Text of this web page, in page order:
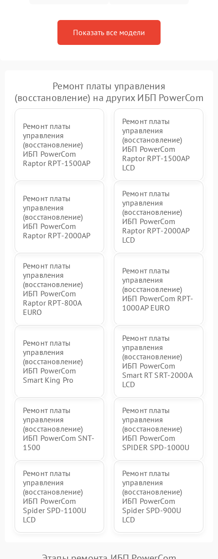
Повреждение системы
защиты от перегрева
перенапряжения
Показать все модели
Ремонт платы управления
(восстановление) на других ИБП PowerCom
Ремонт платы
управления
(восстановление)
ИБП PowerCom
Raptor RPT-1500AP
Ремонт платы
управления
(восстановление)
ИБП PowerCom
Raptor RPT-1500AP
LCD
Ремонт платы
управления
(восстановление)
ИБП PowerCom
Raptor RPT-2000AP
Ремонт платы
управления
(восстановление)
ИБП PowerCom
Raptor RPT-2000AP
LCD
Ремонт платы
управления
(восстановление)
ИБП PowerCom
Raptor RPT-800A
EURO
Ремонт платы
управления
(восстановление)
ИБП PowerCom RPT-
1000AР EURO
Ремонт платы
управления
(восстановление)
ИБП PowerCom
Smart King Pro
Ремонт платы
управления
(восстановление)
ИБП PowerCom
Smart RT SRT-2000A
LCD
Ремонт платы
управления
(восстановление)
ИБП PowerCom SNT-
1500
Ремонт платы
управления
(восстановление)
ИБП PowerCom
SPIDER SPD-1000U
Ремонт платы
управления
(восстановление)
ИБП PowerCom
Spider SPD-1100U
LCD
Ремонт платы
управления
(восстановление)
ИБП PowerCom
Spider SPD-900U
LCD